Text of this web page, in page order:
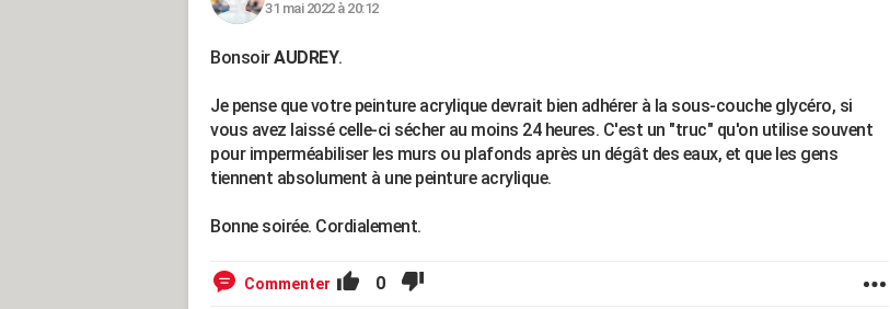
31 mai 2022 à 20:12
BonsoirAUDREY.
Je pense que votre peinture acrylique devrait bien adhérer à la sous-couche glycéro, si
vous avez laissé celle-ci sécher au moins 24 heures. C'est un "truc" qu'on utilise souvent
pour imperméabiliser les murs ou plafonds après un dégât des eaux, et que les gens
tiennent absolument à une peinture acrylique.
Bonne soirée. Cordialement.
Commenter 0